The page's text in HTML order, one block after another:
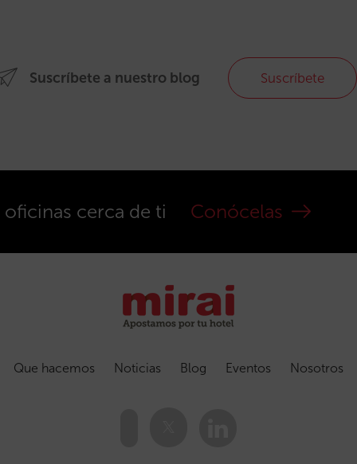
Suscríbete a nuestro blog Suscríbete
cerca de ti Conócelas
Que hacemos Noticias Blog Eventos Nosotros